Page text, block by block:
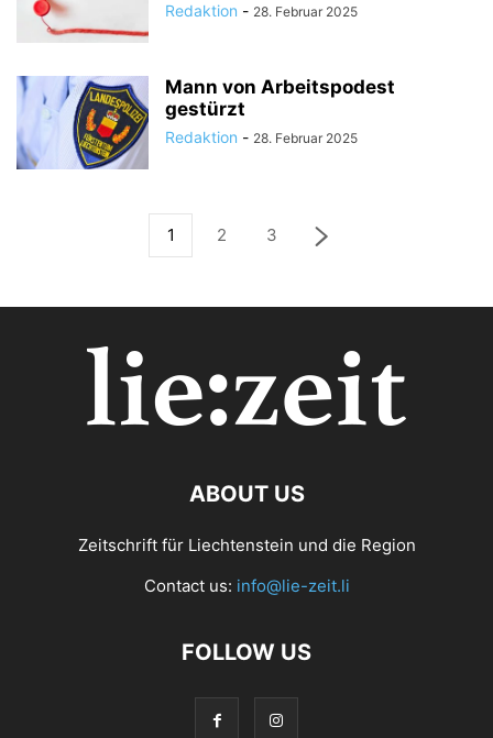
Redaktion - 28. Februar 2025
Mann von Arbeitspodest
gestürzt
Redaktion - 28. Februar 2025
1 2 3
ABOUT US
Zeitschrift für Liechtenstein und die Region
Contact us: info@lie-zeit.li
FOLLOW US